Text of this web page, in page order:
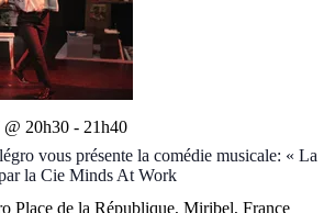
vous présente la comédie musicale: « La
la Cie Minds At Work
@ 20h30 - 21h40
Place de la République, Miribel, France